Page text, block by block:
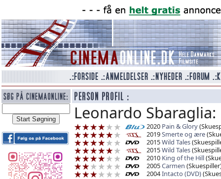
Leonardo Sbaraglia:
2020 Pain & Glory
2019Smerte og ære
2015Wild Tales
2015Wild Tales
2010 King of the Hill
2005Carmen
2004Intacto (DVD)